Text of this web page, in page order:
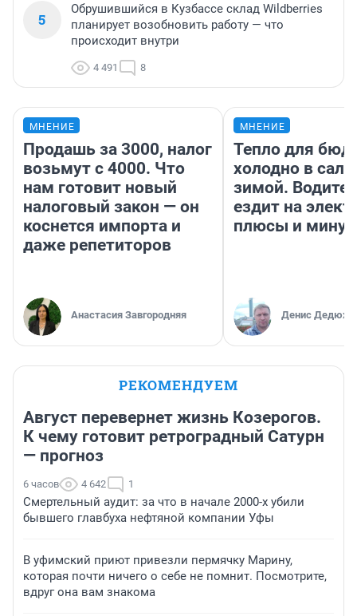
5
Обрушившийся в Кузбассе склад Wildberries
планирует возобновить работу — что
происходит внутри
4 491 8
МНЕНИЕ
Продашь за 3000, налог
возьмут с 4000. Что
нам готовит новый
налоговый закон — он
коснется импорта и
даже репетиторов
Анастасия Завгородняя
МНЕНИЕ
Тепло для
холодно в
зимой.
ездит на
плюсы и
Денис
РЕКОМЕНДУЕМ
Август перевернет жизнь Козерогов.
К чему готовит ретроградный Сатурн
— прогноз
6 часов 4 642 1
Смертельный аудит: за что в начале 2000-х убили
бывшего главбуха нефтяной компании Уфы
В уфимский приют привезли пермячку Марину,
которая почти ничего о себе не помнит. Посмотрите,
вдруг она вам знакома